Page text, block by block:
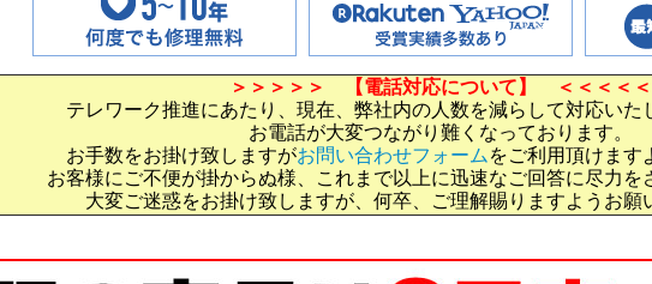
＞＞＞＞＞ 【電話対応について】 ＜＜＜＜＜
テレワーク推進にあたり、現在、弊社内の人数を減らして対応いた
お電話が大変つながり難くなっております。
お手数をお掛け致しますがお問い合わせフォーム をご利用頂けます
お客様にご不便が掛からぬ様、これまで以上に迅速なご回答に尽力を
大変ご迷惑をお掛け致しますが、何卒、ご理解賜りますようお願